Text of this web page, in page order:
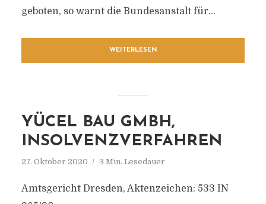
geboten, so warnt die Bundesanstalt für...
WEITERLESEN
YÜCEL BAU GMBH,
INSOLVENZVERFAHREN
27. Oktober 2020 3 Min. Lesedauer
Amtsgericht Dresden, Aktenzeichen: 533 IN